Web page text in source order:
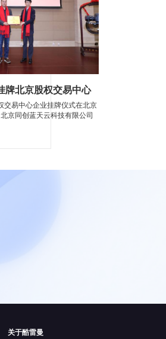
牌北京股权交易中心
交易中心企业挂牌仪式在北京
京同创蓝天云科技有限公司
关于酷雷曼